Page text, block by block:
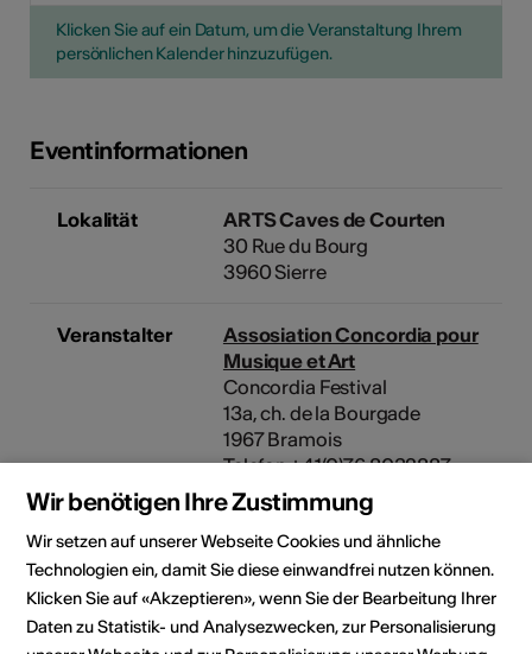
Klicken Sie auf ein Datum, um die Veranstaltung Ihrem
persönlichen Kalender hinzuzufügen.
Eventinformationen
Lokalität
ARTS Caves de Courten
30 Rue du Bourg
3960 Sierre
Veranstalter
Assosiation Concordia pour
Musique et Art
Concordia Festival
13a, ch. de la Bourgade
1967 Bramois
Telefon +41(0)76 8032887
Reservationen +41(0)78
6242322
E-Mail
Webseite
Wir benötigen Ihre Zustimmung
Wir setzen auf unserer Webseite Cookies und ähnliche
Technologien ein, damit Sie diese einwandfrei nutzen können.
Klicken Sie auf «Akzeptieren», wenn Sie der Bearbeitung Ihrer
Daten zu Statistik- und Analysezwecken, zur Personalisierung